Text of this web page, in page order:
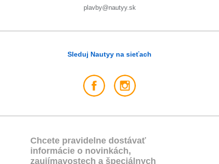
plavby@nautyy.sk
Sleduj Nautyy na sieťach
Chcete pravidelne dostávať
informácie o novinkách,
zaujímavostech a špeciálnych